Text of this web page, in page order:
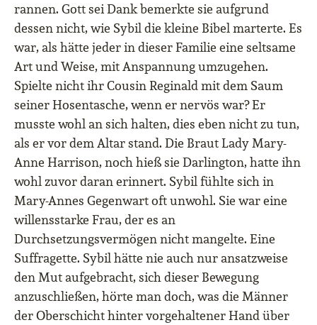
rannen. Gott sei Dank bemerkte sie aufgrund
dessen nicht, wie Sybil die kleine Bibel marterte. Es
war, als hätte jeder in dieser Familie eine seltsame
Art und Weise, mit Anspannung umzugehen.
Spielte nicht ihr Cousin Reginald mit dem Saum
seiner Hosentasche, wenn er nervös war? Er
musste wohl an sich halten, dies eben nicht zu tun,
als er vor dem Altar stand. Die Braut Lady Mary-
Anne Harrison, noch hieß sie Darlington, hatte ihn
wohl zuvor daran erinnert. Sybil fühlte sich in
Mary-Annes Gegenwart oft unwohl. Sie war eine
willensstarke Frau, der es an
Durchsetzungsvermögen nicht mangelte. Eine
Suffragette. Sybil hätte nie auch nur ansatzweise
den Mut aufgebracht, sich dieser Bewegung
anzuschließen, hörte man doch, was die Männer
der Oberschicht hinter vorgehaltener Hand über